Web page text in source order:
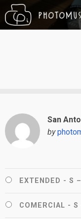
San
by
EXTENDED - S –
COMERCIAL - S